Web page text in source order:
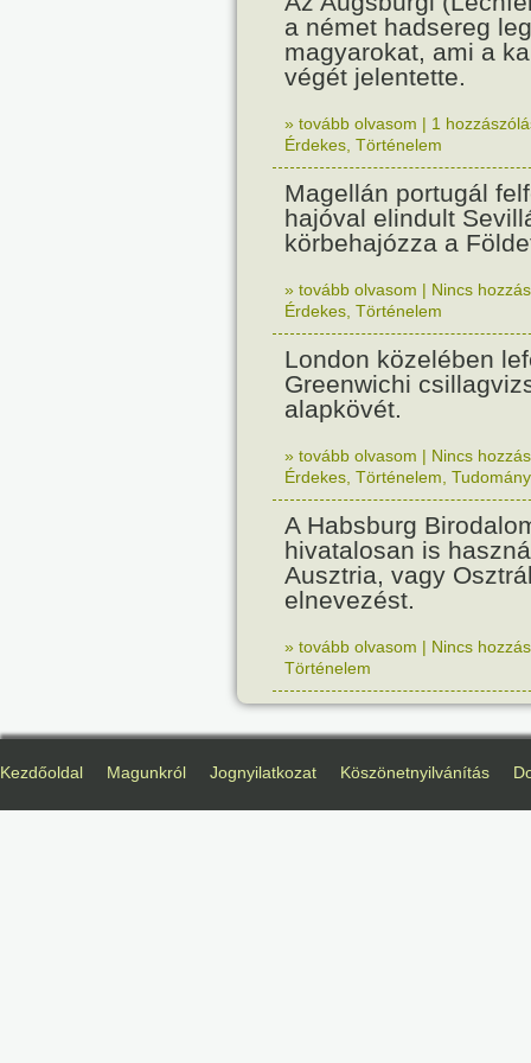
a német hadsereg
magyarokat, ami a
végét jelentette.
» tovább olvasom | 1
Érdekes Történelem
Magellán portugál
hajóval elindult
körbehajózza a
» tovább olvasom | Nincs
Érdekes Történelem
London közelében
Greenwichi
alapkövét.
» tovább olvasom | Nincs
Érdekes Történelem Tudomány
A Habsburg
hivatalosan is
Ausztria, vagy
elnevezést.
» tovább olvasom | Nincs
Történelem
Kezdőoldal Magunkról Jognyilatkozat Köszönetnyilvánítás